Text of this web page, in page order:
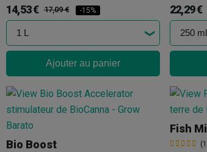
14,53 € 17,09 € -15%
Ajouter au panier
22,29 €
Bio Boost
Fish